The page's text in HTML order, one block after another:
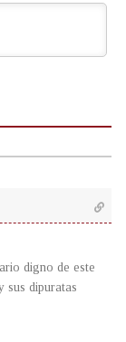
digno de este
sus dipuratas